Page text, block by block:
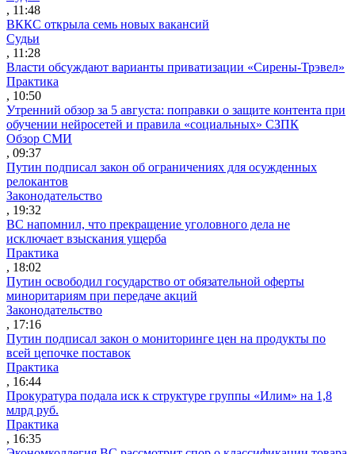
, 11:48
ВККС открыла семь новых вакансий
Судьи
, 11:28
Власти обсуждают варианты приватизации «Сирены-Трэвел»
Практика
, 10:50
Утренний обзор за 5 августа: поправки о защите контента при
обучении нейросетей и правила «социальных» СЗПК
Обзор СМИ
, 09:37
Путин подписал закон об ограничениях для осужденных
релокантов
Законодательство
, 19:32
ВС напомнил, что прекращение уголовного дела не
исключает взыскания ущерба
Практика
, 18:02
Путин освободил государство от обязательной оферты
миноритариям при передаче акций
Законодательство
, 17:16
Путин подписал закон о мониторинге цен на продукты по
всей цепочке поставок
Практика
, 16:44
Прокуратура подала иск к структуре группы «Илим» на 1,8
млрд руб.
Практика
, 16:35